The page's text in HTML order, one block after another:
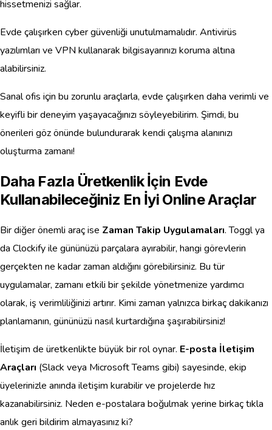
hissetmenizi sağlar.
Evde çalışırken cyber güvenliği unutulmamalıdır. Antivirüs
yazılımları ve VPN kullanarak bilgisayarınızı koruma altına
alabilirsiniz.
Sanal ofis için bu zorunlu araçlarla, evde çalışırken daha verimli ve
keyifli bir deneyim yaşayacağınızı söyleyebilirim. Şimdi, bu
önerileri göz önünde bulundurarak kendi çalışma alanınızı
oluşturma zamanı!
Daha Fazla Üretkenlik İçin Evde
Kullanabileceğiniz En İyi Online Araçlar
Bir diğer önemli araç ise Zaman Takip Uygulamaları. Toggl ya
da Clockify ile gününüzü parçalara ayırabilir, hangi görevlerin
gerçekten ne kadar zaman aldığını görebilirsiniz. Bu tür
uygulamalar, zamanı etkili bir şekilde yönetmenize yardımcı
olarak, iş verimliliğinizi artırır. Kimi zaman yalnızca birkaç dakikanızı
planlamanın, gününüzü nasıl kurtardığına şaşırabilirsiniz!
İletişim de üretkenlikte büyük bir rol oynar. E-posta İletişim
Araçları (Slack veya Microsoft Teams gibi) sayesinde, ekip
üyelerinizle anında iletişim kurabilir ve projelerde hız
kazanabilirsiniz. Neden e-postalara boğulmak yerine birkaç tıkla
anlık geri bildirim almayasınız ki?